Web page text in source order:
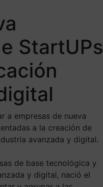
StartUPs
a empresas de nueva
a la creación de
avanzada y digital.
de base tecnológica y
y digital, nació el